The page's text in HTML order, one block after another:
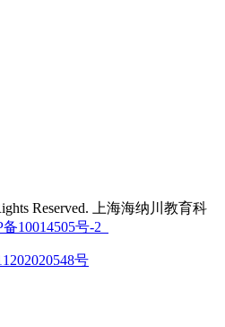
Reserved. 上海海纳川教育科
10014505号-2
号